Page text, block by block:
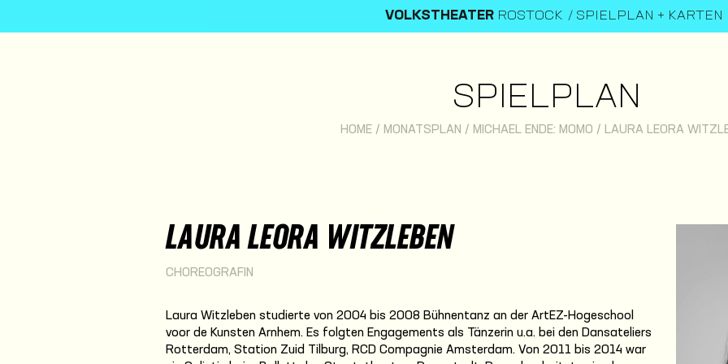
VOLKSTHEATER ROSTOCK SPIELPLAN + KARTEN
SPIELPLAN
HOME/ MONATSPLAN / MICHAEL ENDE: MOMO / LAURA LEORA
LAURA LEORA WITZLEBEN
CHOREOGRAFIN
Laura Witzleben studierte von 2004 bis 2008 Bühnentanz an der ArtEZ-Hogeschool
voor de Kunsten Arnhem. Es folgten Engagements als Tänzerin u.a. bei den Dansateliers
Rotterdam, Station Zuid Tilburg, RCD Compagnie Amsterdam. Von 2011 bis 2014 war